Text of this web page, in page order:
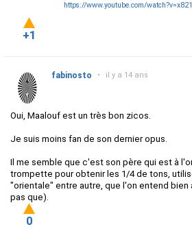
https://www.youtube.com/
+1
fabinosto • il y a 14 ans
Oui, Maalouf est un très bon zicos.
Je suis moins fan de son dernier opus.
Il me semble que c'est son père qui est à
trompette pour obtenir les 1/4 de tons,
"orientale" entre autre, que l'on entend bien
pas que).
0